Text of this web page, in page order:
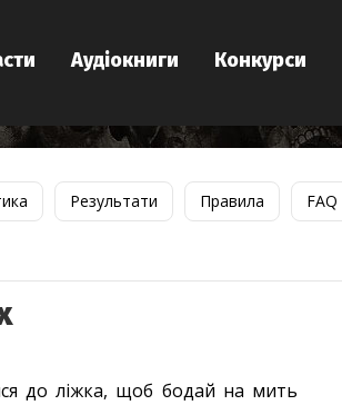
Аудіокниги Конкурси
Результати Правила FAQ
до ліжка, щоб бодай на мить